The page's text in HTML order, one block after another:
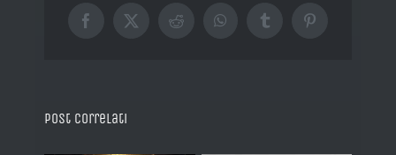
Facebook
X RedditWhatsAppTumblrPinterest
Post correlati